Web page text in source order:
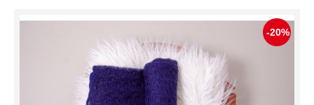
-20%